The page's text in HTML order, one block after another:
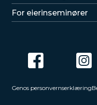
For eierinseminører
Genos personvernserklæring